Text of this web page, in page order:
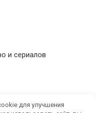
и сериалов
для улучшения